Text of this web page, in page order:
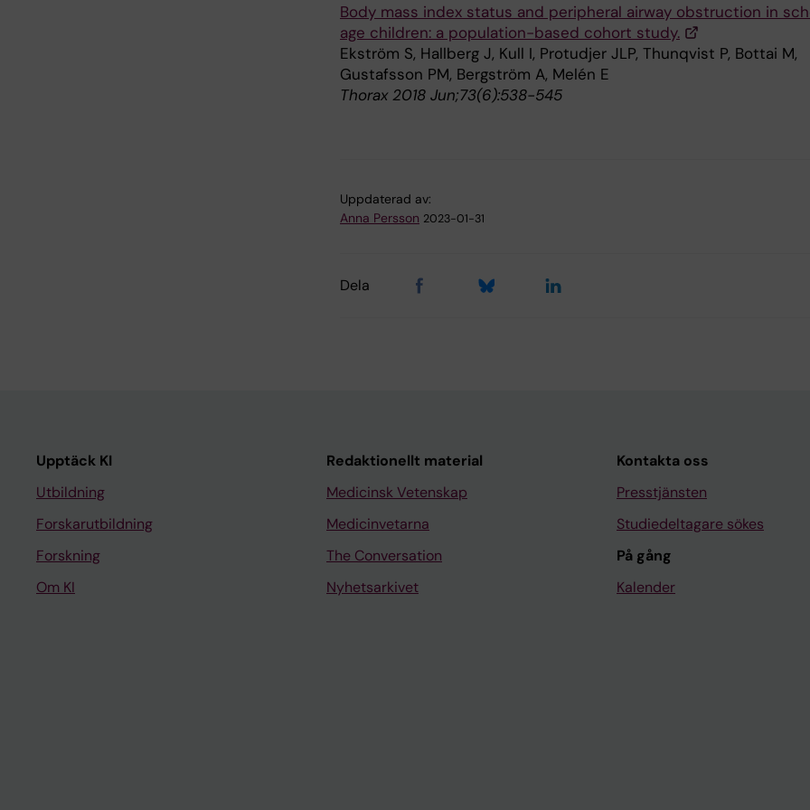
Body mass index status and peripheral airway obstruction in
age children: a population-based cohort study.
Ekström S, Hallberg J, Kull I, Protudjer JLP, Thunqvist P, Bottai M,
Gustafsson PM, Bergström A, Melén E
Thorax 2018 Jun;73(6):538-545
Uppdaterad av:
Anna Persson 2023-01-31
Dela
Upptäck KI
Utbildning
Forskarutbildning
Forskning
Om KI
Redaktionellt material
Medicinsk Vetenskap
Medicinvetarna
The Conversation
Nyhetsarkivet
Kontakta oss
Presstjänsten
Studiedeltagare sökes
På gång
Kalender